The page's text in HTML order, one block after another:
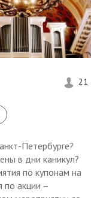
21
Петербурге?
в дни каникул?
по купонам на
по акции –